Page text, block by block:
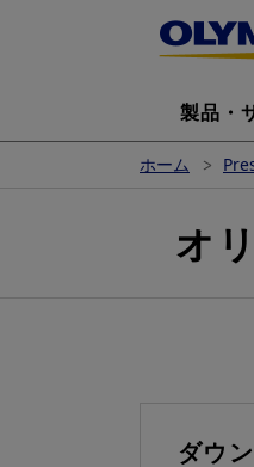
製品・
ホーム
オ
ダウ